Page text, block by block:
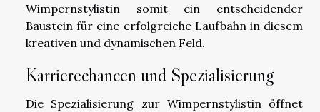
Wimpernstylistin somit ein entscheidender
Baustein für eine erfolgreiche Laufbahn in diesem
kreativen und dynamischen Feld.
Karrierechancen und Spezialisierung
Die Spezialisierung zur Wimpernstylistin öffnet